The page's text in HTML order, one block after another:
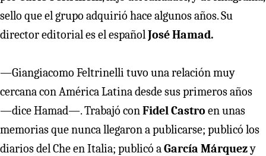
sello que el grupo adquirió hace algunos años. Su
director editorial es el españolJosé Hamad.
—Giangiacomo Feltrinelli tuvo una relación muy
cercana con América Latina desde sus primeros años
—dice Hamad—. Trabajó conFidel Castro en unas
memorias que nunca llegaron a publicarse; publicó los
diarios del Che en Italia; publicó aGarcía Márquezy